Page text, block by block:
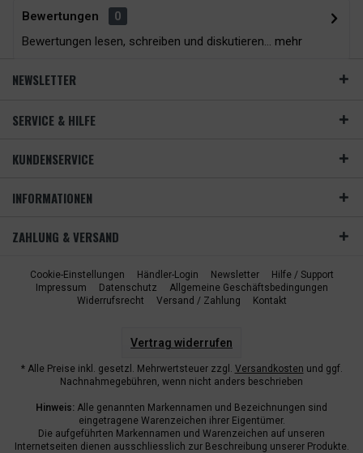
Bewertungen
0
Bewertungen lesen, schreiben und diskutieren... mehr
NEWSLETTER
SERVICE & HILFE
KUNDENSERVICE
INFORMATIONEN
ZAHLUNG & VERSAND
Cookie-Einstellungen Händler-Login Newsletter
Hilfe / Support
Impressum
Datenschutz
Allgemeine Geschäftsbedingungen
Widerrufsrecht
Versand / Zahlung Kontakt
Vertrag widerrufen
* Alle Preise inkl. gesetzl. Mehrwertsteuer zzgl. Versandkosten und ggf.
Nachnahmegebühren, wenn nicht anders beschrieben
Hinweis: Alle genannten Markennamen und Bezeichnungen sind
eingetragene Warenzeichen ihrer Eigentümer.
Die aufgeführten Markennamen und Warenzeichen auf unseren
Internetseiten dienen ausschliesslich zur Beschreibung unserer Produkte.